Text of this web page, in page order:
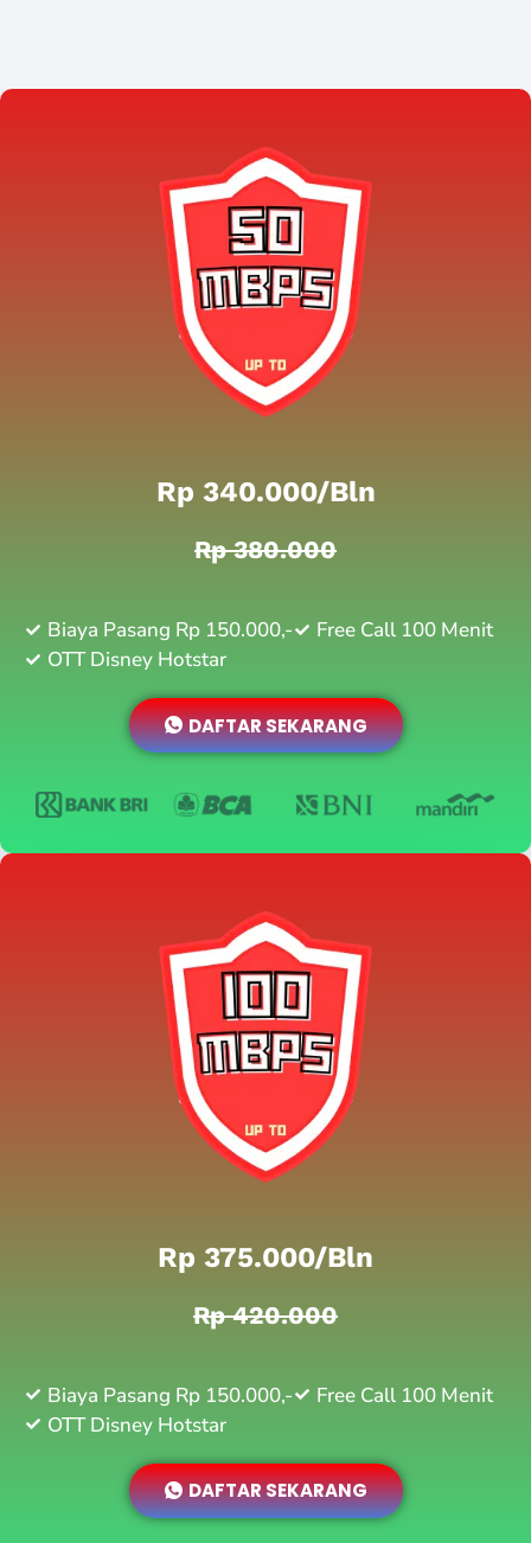
Rp 340.000/bln
Rp 380.000
Biaya Pasang Rp 150.000,-
Free Call 100 Menit
OTT Disney Hotstar
DAFTAR SEKARANG
Rp 375.000/bln
Rp 420.000
Biaya Pasang Rp 150.000,-
Free Call 100 Menit
OTT Disney Hotstar
DAFTAR SEKARANG